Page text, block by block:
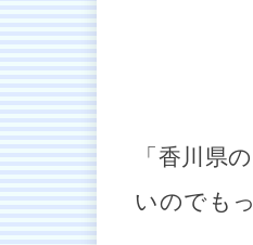
「香川県
いのでも